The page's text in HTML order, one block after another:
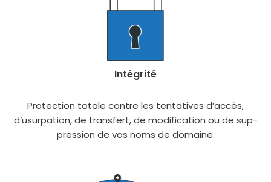
Intégrité
Protection totale contre les ten­ta­tives d’accès,
d’usurpation, de trans­fert, de modi­fi­ca­tion ou de sup­
pres­sion de vos noms de domaine.